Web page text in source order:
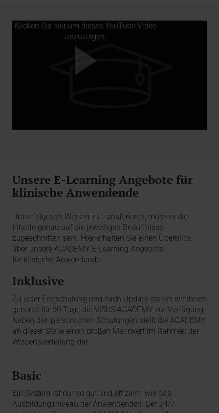
Klicken Sie hier um dieses YouTube Video
anzuzeigen.
Unsere E-Learning Angebote für
klinische Anwendende
Um erfolgreich Wissen zu transferieren, müssen die
Inhalte genau auf die jeweiligen Bedürfnisse
zugeschnitten sein. Hier erhalten Sie einen Überblick
über unsere ACADEMY E-Learning Angebote
für klinische Anwendende.
Inklusive
Zu jeder Erstschulung und nach Update stellen wir Ihnen
generell für 60 Tage die VISUS ACADEMY zur Verfügung.
Neben den persönlichen Schulungen stellt die ACADEMY
an dieser Stelle einen großen Mehrwert im Rahmen der
Wissensverteilung dar.
Basic
Ein System ist nur so gut und effizient, wie das
Ausbildungsniveau der Anwendenden. Der 24/7